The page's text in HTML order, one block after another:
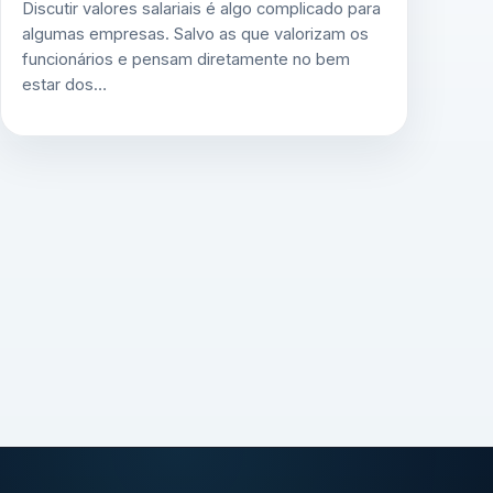
Discutir valores salariais é algo complicado para
algumas empresas. Salvo as que valorizam os
funcionários e pensam diretamente no bem
estar dos…